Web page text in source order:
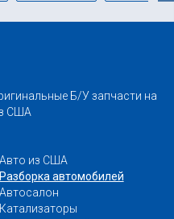
Б/У запчасти на
США
Авто из США
Разборка автомобилей
Автосалон
Катализаторы